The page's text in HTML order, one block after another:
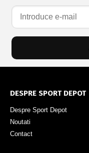
DESPRE SPORT DEPOT
Despre Sport Depot
Noutati
Contact